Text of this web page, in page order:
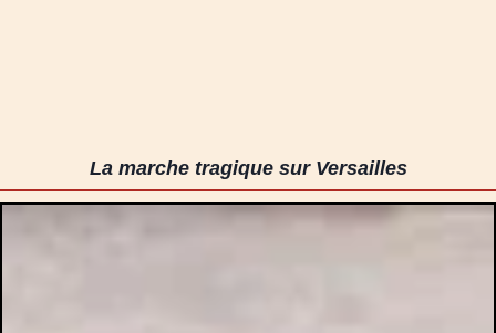
La marche tragique sur Versailles